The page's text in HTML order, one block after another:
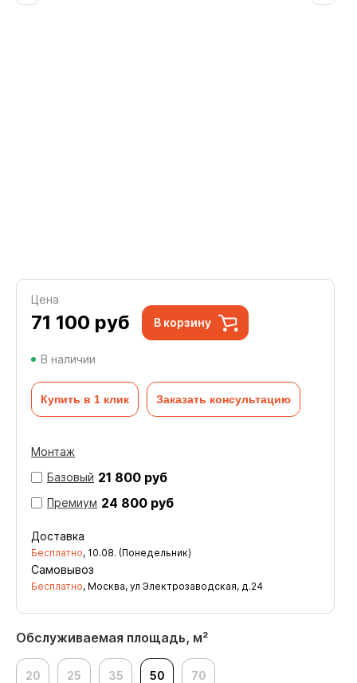
Обслуживаемая площадь, м²
20 25 35 50 70
Цена
71 100 руб В корзину
В наличии
Купить в 1 клик Заказать консультацию
Монтаж
Базовый 21 800 руб
Премиум 24 800 руб
Доставка
Бесплатно, 10.08. (Понедельник)
Самовывоз
Бесплатно, Москва, ул Электрозаводская, д.24